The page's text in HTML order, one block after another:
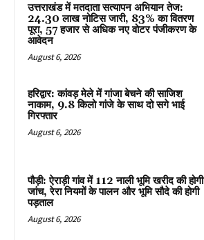
उत्तराखंड में मतदाता सत्यापन अभियान तेज:
24.30 लाख नोटिस जारी, 83% का वितरण
पूरा, 57 हजार से अधिक नए वोटर पंजीकरण के
आवेदन
August 6, 2026
हरिद्वार: कांवड़ मेले में गांजा बेचने की साजिश
नाकाम, 9.8 किलो गांजे के साथ दो सगे भाई
गिरफ्तार
August 6, 2026
पौड़ी: ऐराड़ी गांव में 112 नाली भूमि खरीद की होगी
जांच, रेरा नियमों के पालन और भूमि सौदे की होगी
पड़ताल
August 6, 2026